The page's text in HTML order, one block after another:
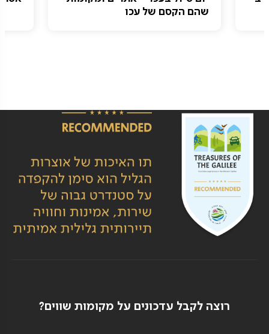
שהם הקסם של עכו
רוצה לקבל עדכונים על מקומות שווים?